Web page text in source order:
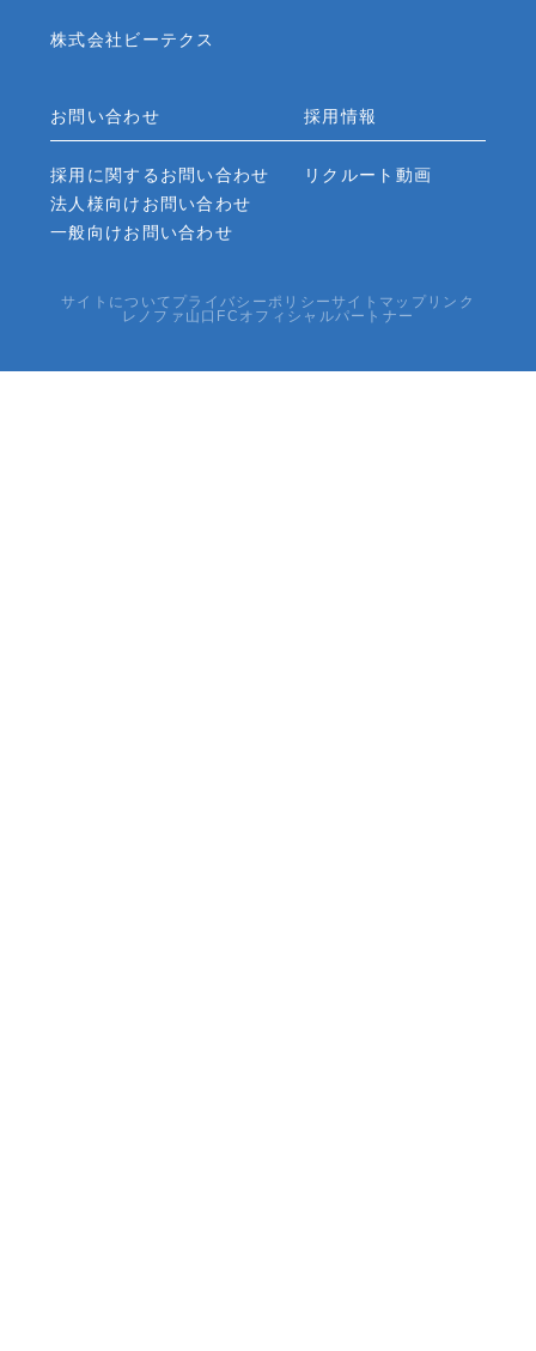
株式会社ビーテクス
お問い合わせ
採用に関するお問い合わせ
法人様向けお問い合わせ
一般向けお問い合わせ
採用情報
リクルート動画
サイトについて プライバシーポリシーサイトマップ リンク
レノファ山口FCオフィシャルパートナー